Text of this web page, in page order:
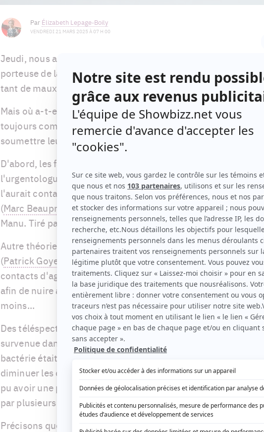
Par Élizabeth Lepage-Boily
VENDREDI 21 MARS 2025 À 07 H 00
Jeudi, nous apprenions qu'Emmanuelle (
porteuse de la fameuse bactérie qui résiste aux antibiotiques
tant de maux de tête au personnel de Saint-Vincent.
Mais où a-t-elle attrapé la bactérie Klebsiella? Évidemment,
toujours compter sur les téléspectateurs pour réfléchir à la
soumettre leurs théories sur les réseaux sociaux.
D'abord, les fans de la série pensent que c'est Tristan (
l'urgentologue a embrassé après la mort de Philippe et
l'aurait contaminée. D'autres vont même jusqu'à penser que
(Marc Beaupré
) qui l'aurait donnée à son ami qui lui l'aurait
Manu. Tiré par les cheveux? On verra bien.
Autre théorie audacieuse : certains fans s'imaginent que
(Patrick Goyette ), le père de Jacob (Lou-Pascal Tremblay),
contacts d'agent secret, aurait contaminé volontairement
afin de nuire à sa pratique et venger son fils. Celle-là, on y
moins...
Des téléspectateurs ont aussi indiqué qu'une intrigue
survenue dans la série américaine
bactérie était une quantité de gants de moins bonne qualité
diminuer les coûts. Le DSP Laurent Lamy (Emmanuel Bilodeau
pu avoir une pratique semblable? Notons que ce dernier est
par plusieurs internautes comme personne qui aurait infecté
Précisons que les téléspectateurs ont tous été surpris par ce